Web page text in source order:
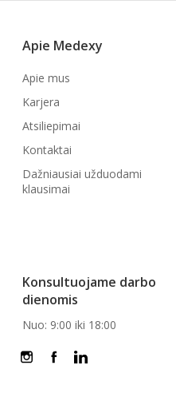
Apie Medexy
Apie mus
Karjera
Atsiliepimai
Kontaktai
Dažniausiai užduodami
klausimai
Konsultuojame darbo
dienomis
Nuo: 9:00 iki 18:00